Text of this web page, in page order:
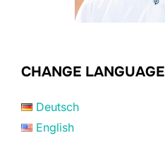
CHANGE LANGUAGE
Deutsch
English